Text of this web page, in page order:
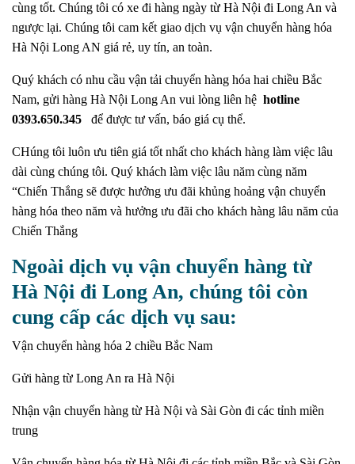
cùng tốt. Chúng tôi có xe đi hàng ngày từ Hà Nội đi Long An và
ngược lại. Chúng tôi cam kết giao dịch vụ vận chuyển hàng hóa
Hà Nội Long AN giá rẻ, uy tín, an toàn.
Quý khách có nhu cầu vận tải chuyển hàng hóa hai chiều Bắc
Nam, gửi hàng Hà Nội Long An vui lòng liên hệ hotline
0393.650.345 để được tư vấn, báo giá cụ thể.
CHúng tôi luôn ưu tiên giá tốt nhất cho khách hàng làm việc lâu
dài cùng chúng tôi. Quý khách làm việc lâu năm cùng năm
“Chiến Thắng sẽ được hưởng ưu đãi khủng hoảng vận chuyển
hàng hóa theo năm và hưởng ưu đãi cho khách hàng lâu năm của
Chiến Thắng
Ngoài dịch vụ vận chuyển hàng từ
Hà Nội đi Long An, chúng tôi còn
cung cấp các dịch vụ sau:
Vận chuyển hàng hóa 2 chiều Bắc Nam
Gửi hàng từ Long An ra Hà Nội
Nhận vận chuyển hàng từ Hà Nội và Sài Gòn đi các tỉnh miền
trung